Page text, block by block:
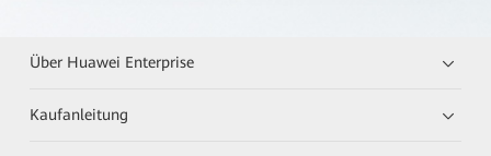
Über Huawei Enterprise
Kaufanleitung